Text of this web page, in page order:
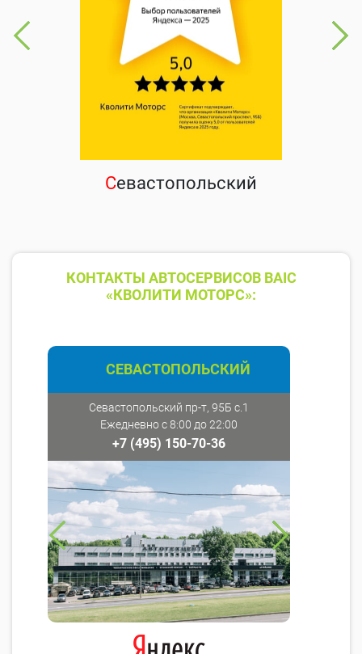
Севастопольский
КОНТАКТЫ АВТОСЕРВИСОВ BAIC
«КВОЛИТИ МОТОРС»:
СЕВАСТОПОЛЬСКИЙ
Севастопольский пр-т, 95Б с.1
Ежедневно с 8:00 до 22:00
+7 (495) 150-70-36